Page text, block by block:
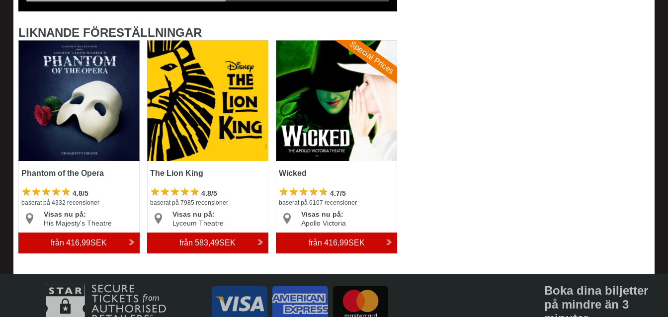
LIKNANDE FÖRESTÄLLNINGAR
Phantom of the Opera
Phantom of the Opera
4.8/5
baserat på 4332 recensioner
Visas nu på:
His Majesty's Theatre
från416,99SEK
The Lion King
The Lion King
4.8/5
baserat på 7985 recensioner
Visas nu på:
Lyceum Theatre
från583,49SEK
Wicked Special Prices
Wicked
4.7/5
baserat på 6107 recensioner
Visas nu på:
Apollo Victoria
från 416,99SEK
Boka dina biljetter
på mindre än 3